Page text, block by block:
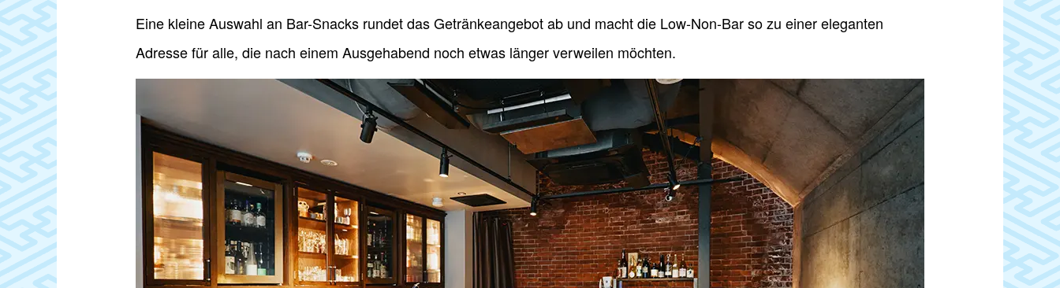
Eine kleine Auswahl an Bar-Snacks rundet das Getränkeangebot ab und macht die Low-Non-Bar so zu einer eleganten
Adresse für alle, die nach einem Ausgehabend noch etwas länger verweilen möchten.